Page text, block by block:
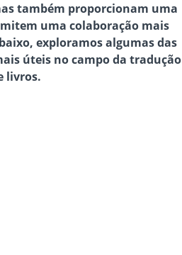
também proporcionam uma
uma colaboração mais
exploramos algumas das
úteis no campo da tradução
livros.